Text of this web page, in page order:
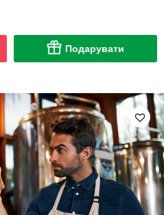
Подарувати